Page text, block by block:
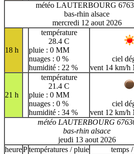
météo LAUTERBOURG
bas-rhin alsace
mercredi 12 aout 2026
18 h
température
28.4 C
pluie : 0 MM
nuages : 0 %
humidité : 22 %
ciel
vent 14 km/h
21 h
température
21.4 C
pluie : 0 MM
nuages : 0 %
humidité : 34 %
ciel
vent 12 km/h
météo LAUTERBOURG
bas-rhin alsace
jeudi 13 aout 2026
heurePtempératures / pluie temps